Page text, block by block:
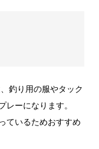
釣り用の服やタック
ーになります。
ているためおすすめ